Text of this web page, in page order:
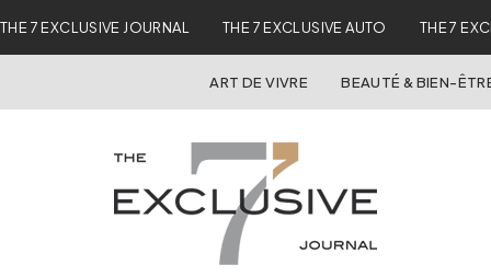
THE 7 EXCLUSIVE JOURNAL THE 7 EXCLUSIVE AUTO THE 7
ART DE VIVRE BEAUTÉ & BIEN-